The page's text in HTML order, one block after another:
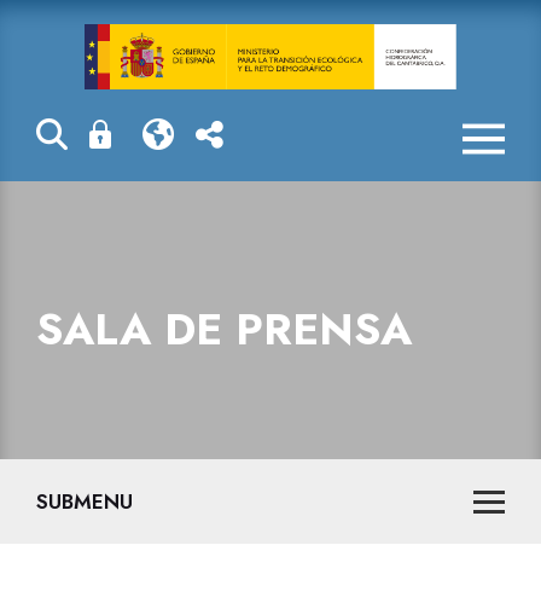
Sala de prensa
SALA DE PRENSA
SUBMENU